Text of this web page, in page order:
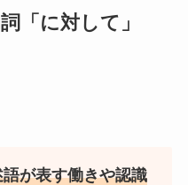
「に対して」
語が表す働きや認識